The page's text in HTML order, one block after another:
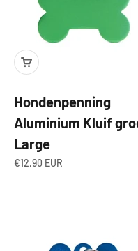
Hondenpenning
Aluminium Kluif
Large
Aanbiedingsprijs
€12,90 EUR